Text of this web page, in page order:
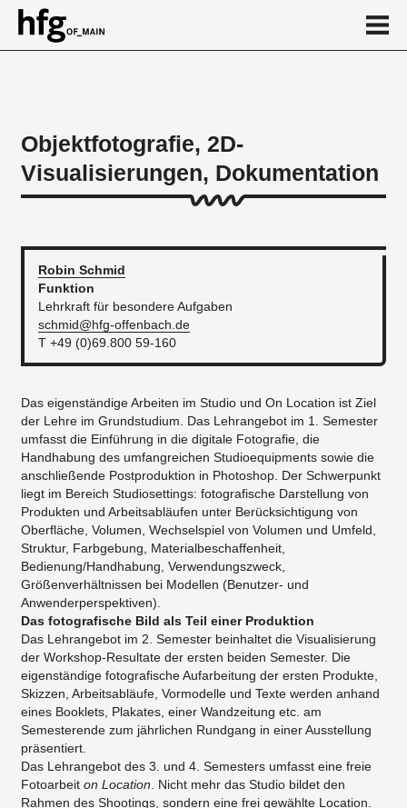
Über
Objektfotografie, 2D-
Visualisierungen, Dokumentation
Robin Schmid
Funktion
Lehrkraft für besondere Aufgaben
schmid@hfg-offenbach.de
T +49 (0)69.800 59-160
Das eigenständige Arbeiten im Studio und On Location ist Ziel
der Lehre im Grundstudium. Das Lehrangebot im 1. Semester
umfasst die Einführung in die digitale Fotografie, die
Handhabung des umfangreichen Studioequipments sowie die
anschließende Postproduktion in Photoshop. Der Schwerpunkt
liegt im Bereich Studiosettings: fotografische Darstellung von
Produkten und Arbeitsabläufen unter Berücksichtigung von
Oberfläche, Volumen, Wechselspiel von Volumen und Umfeld,
Struktur, Farbgebung, Materialbeschaffenheit,
Bedienung/Handhabung, Verwendungszweck,
Größenverhältnissen bei Modellen (Benutzer- und
Anwenderperspektiven).
Das fotografische Bild als Teil einer Produktion
Das Lehrangebot im 2. Semester beinhaltet die Visualisierung
der Workshop-Resultate der ersten beiden Semester. Die
eigenständige fotografische Aufarbeitung der ersten Produkte,
Skizzen, Arbeitsabläufe, Vormodelle und Texte werden anhand
eines Booklets, Plakates, einer Wandzeitung etc. am
Semesterende zum jährlichen Rundgang in einer Ausstellung
präsentiert.
Das Lehrangebot des 3. und 4. Semesters umfasst eine freie
Fotoarbeit on Location . Nicht mehr das Studio bildet den
Rahmen des Shootings, sondern eine frei gewählte Location.